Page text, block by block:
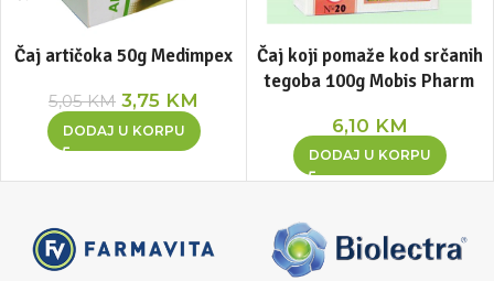
Čaj artičoka 50g Medimpex
5,05KM 3,75 KM
DODAJ U KORPU
Čaj koji pomaže kod srčanih
tegoba 100g Mobis Pharm
6,10 KM
DODAJ U KORPU